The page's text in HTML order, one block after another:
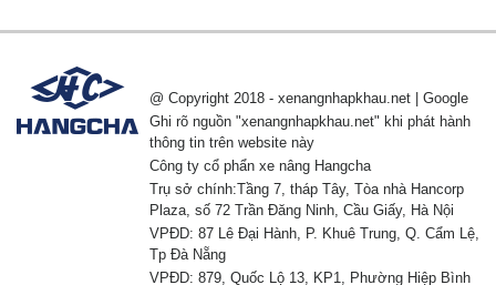
@ Copyright 2018 - xenangnhapkhau.net | Google
Ghi rõ nguồn "xenangnhapkhau.net" khi phát hành
thông tin trên website này
Công ty cổ phẩn xe nâng Hangcha
Trụ sở chính:Tầng 7, tháp Tây, Tòa nhà Hancorp
Plaza, số 72 Trần Đăng Ninh, Cầu Giấy, Hà Nội
VPĐD: 87 Lê Đại Hành, P. Khuê Trung, Q. Cẩm Lệ,
Tp Đà Nẵng
VPĐD: 879, Quốc Lộ 13, KP1, Phường Hiệp Bình